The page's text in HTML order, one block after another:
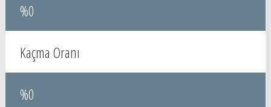
%0
Kaçma Oranı
%0